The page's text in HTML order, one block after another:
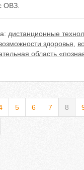
ОВЗ.
дистанционные
здоровья,
область
5 6 7 8